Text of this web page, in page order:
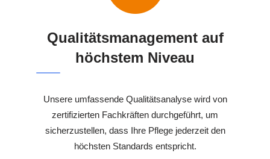
Qualitätsmanagement auf
höchstem Niveau
Unsere umfassende Qualitätsanalyse wird von
zertifizierten Fachkräften durchgeführt, um
sicherzustellen, dass Ihre Pflege jederzeit den
höchsten Standards entspricht.